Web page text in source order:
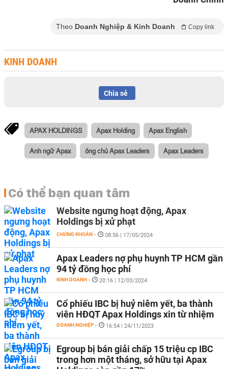
Theo Doanh Nghiệp & Kinh Doanh Copy link
KINH DOANH
Chia sẻ
APAX HOLDINGS Apax Holding Apax English
Anh ngữ Apax ông chủ Apax Leaders Apax Leaders
Có thể bạn quan tâm
Website ngưng hoạt động, Apax
Holdings bị xử phạt
CHỨNG KHOÁN - 08:56 | 17/05/2024
Apax Leaders nợ phụ huynh TP HCM gần
94 tỷ đồng học phí
KINH DOANH - 20:16 | 12/03/2024
Cổ phiếu IBC bị huỷ niêm yết, ba thành
viên HĐQT Apax Holdings xin từ nhiệm
DOANH NGHIỆP - 16:54 | 24/11/2023
Egroup bị bán giải chấp 15 triệu cp IBC
trong hơn một tháng, sở hữu tại Apax